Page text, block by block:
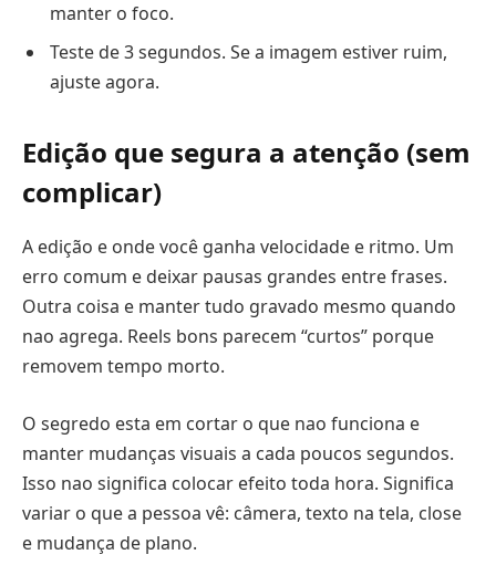
manter o foco.
Teste de 3 segundos. Se a imagem estiver ruim,
ajuste agora.
Edição que segura a atenção (sem
complicar)
A edição e onde você ganha velocidade e ritmo. Um
erro comum e deixar pausas grandes entre frases.
Outra coisa e manter tudo gravado mesmo quando
nao agrega. Reels bons parecem “curtos” porque
removem tempo morto.
O segredo esta em cortar o que nao funciona e
manter mudanças visuais a cada poucos segundos.
Isso nao significa colocar efeito toda hora. Significa
variar o que a pessoa vê: câmera, texto na tela, close
e mudança de plano.